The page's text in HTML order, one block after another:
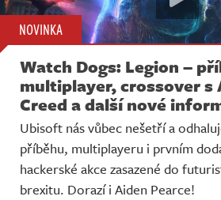
NOVINKA
Watch Dogs: Legion –
multiplayer, crossover s
Creed a další nové
Ubisoft nás vůbec nešetří a
příběhu, multiplayeru i prvním
hackerské akce zasazené do
brexitu. Dorazí i Aiden Pearce!